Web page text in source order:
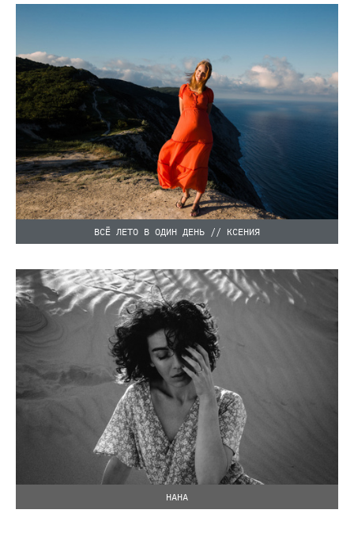
ВСЁ ЛЕТО В ОДИН ДЕНЬ // КСЕНИЯ
НАНА